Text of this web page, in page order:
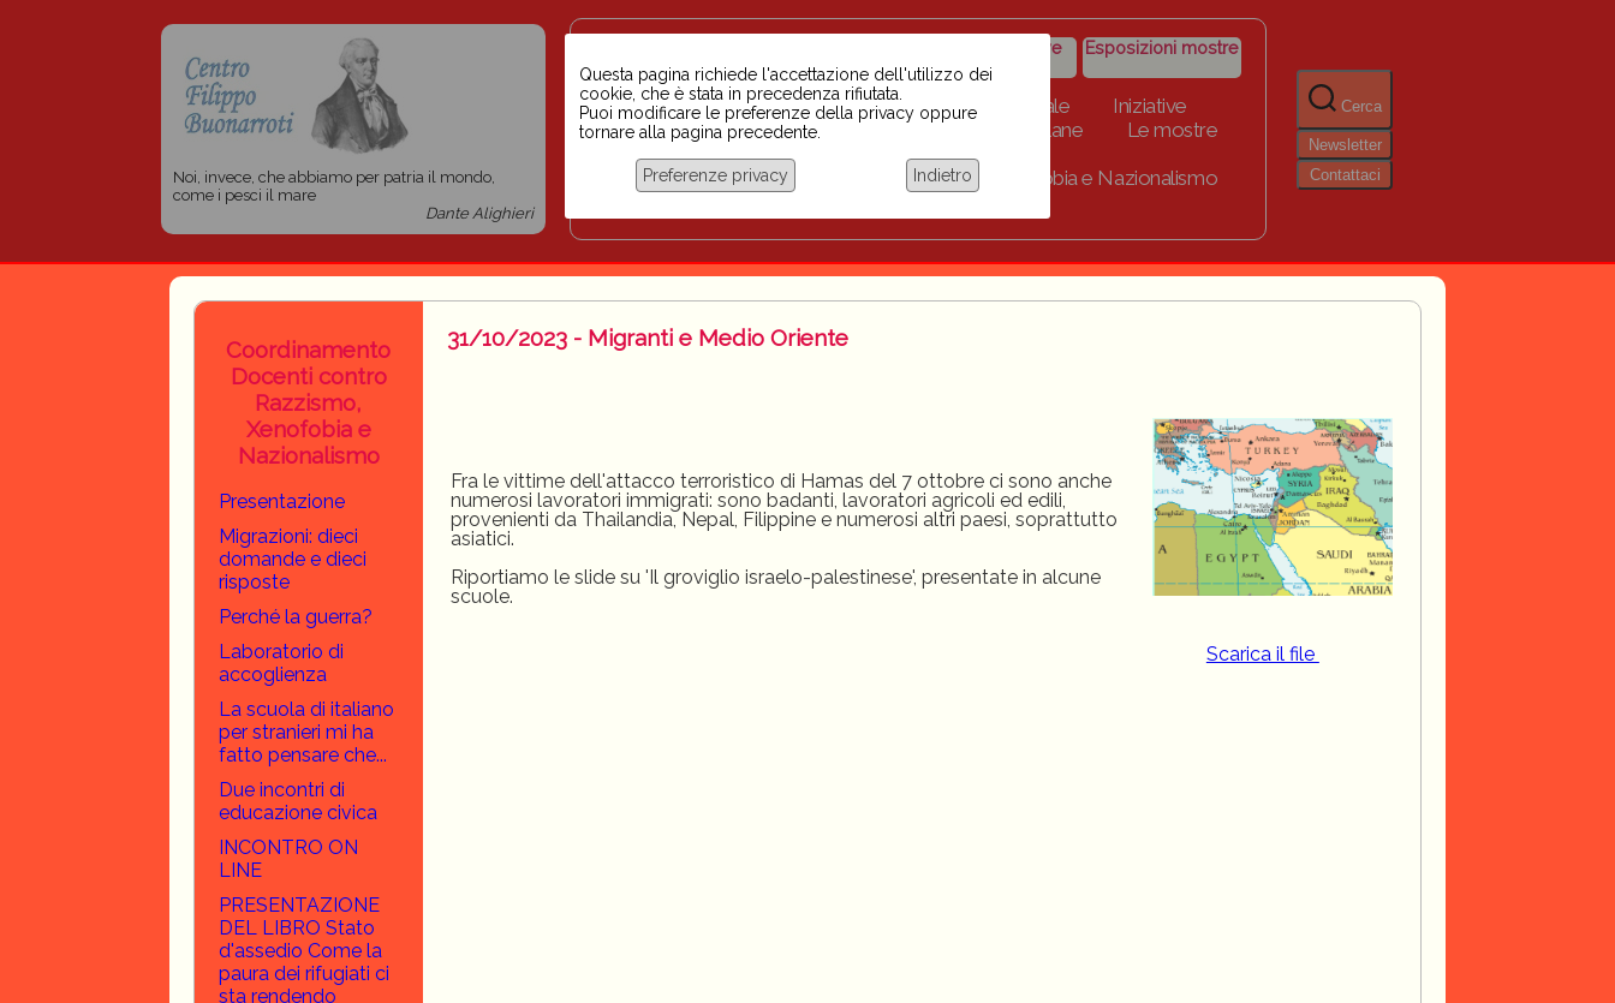
Noi, invece, che abbiamo per patria il mondo,
come i pesci il mare
Dante Alighieri
razzismo
iniziative
Storico iniziative Esposizioni mostre
Home Scuola BINARI Biblioteca digitale
Iniziative
Progetti per le scuole 2023-2024
Link Collane
Le mostre
Chi siamo
Coordinamento Docenti contro Razzismo, Xenofobia e Nazionalismo
Cerca
Newsletter
Contattaci
Questa pagina richiede l'accettazione dell'utilizzo dei
cookie, che è stata in precedenza rifiutata.
Puoi modificare le preferenze della privacy oppure
tornare alla pagina precedente.
Preferenze privacy Indietro
Coordinamento
Docenti contro
Razzismo,
Xenofobia e
Nazionalismo
Presentazione
Migrazioni: dieci
domande e dieci
risposte
Perché la guerra?
Laboratorio di
accoglienza
La scuola di italiano
per stranieri mi ha
fatto pensare che...
Due incontri di
educazione civica
INCONTRO ON
LINE
PRESENTAZIONE
DEL LIBRO Stato
d'assedio Come la
paura dei rifugiati ci
sta rendendo
31/10/2023 - Migranti e Medio Oriente
Fra le vittime dell'attacco terroristico di Hamas del 7 ottobre ci sono anche
numerosi lavoratori immigrati: sono badanti, lavoratori agricoli ed edili,
provenienti da Thailandia, Nepal, Filippine e numerosi altri paesi, soprattutto
asiatici.
Riportiamo le slide su 'Il groviglio israelo-palestinese', presentate in alcune
scuole.
Scarica il file